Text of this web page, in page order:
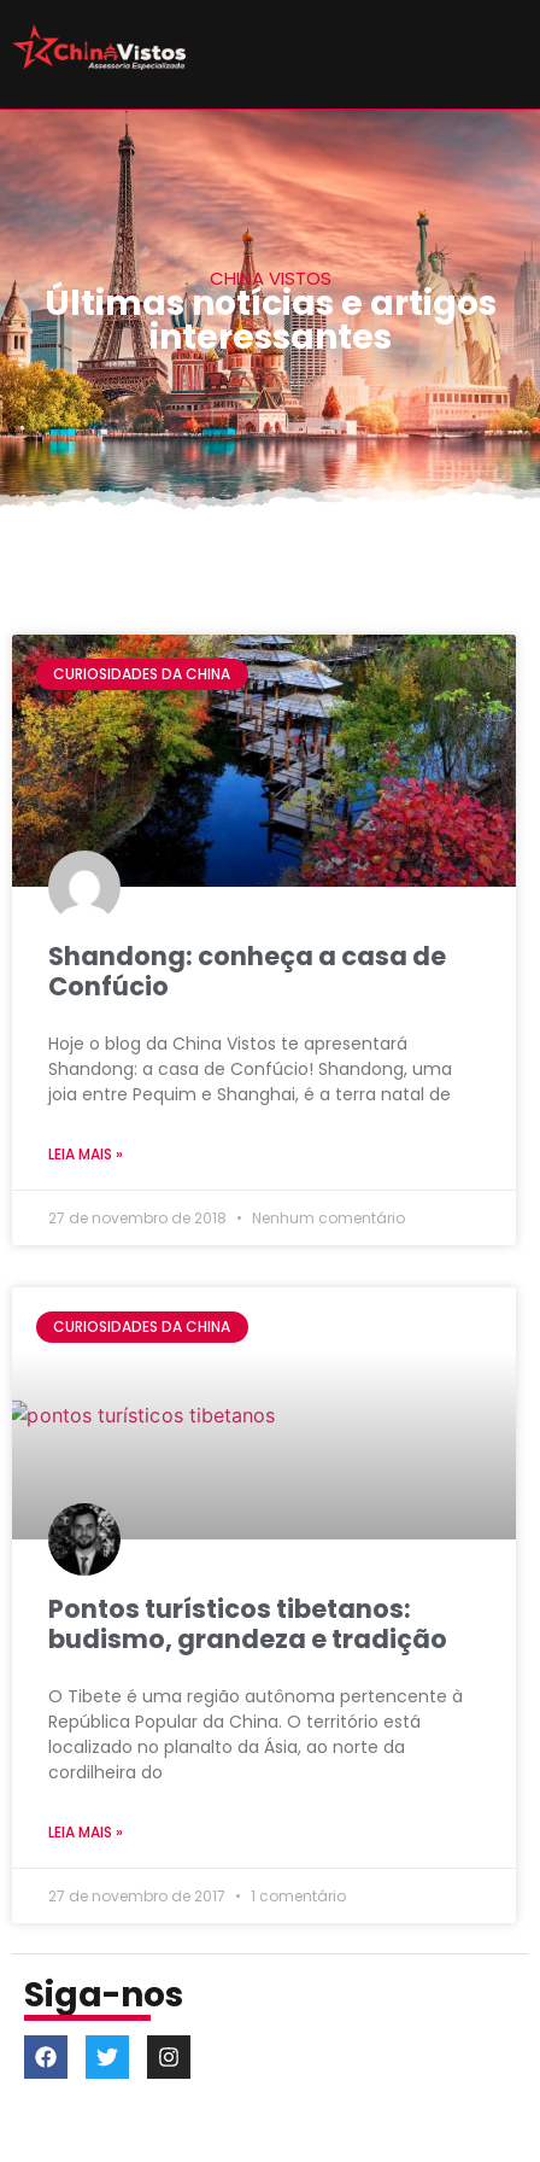
CHINA VISTOS
Últimas notícias e artigos
interessantes
CURIOSIDADES DA CHINA
Shandong: conheça a casa de
Confúcio
Hoje o blog da China Vistos te apresentará
Shandong: a casa de Confúcio! Shandong, uma
joia entre Pequim e Shanghai, é a terra natal de
LEIA MAIS »
27 de novembro de 2018 Nenhum comentário
CURIOSIDADES DA CHINA
Pontos turísticos tibetanos:
budismo, grandeza e tradição
O Tibete é uma região autônoma pertencente à
República Popular da China. O território está
localizado no planalto da Ásia, ao norte da
cordilheira do
LEIA MAIS »
27 de novembro de 2017 1 comentário
Siga-nos